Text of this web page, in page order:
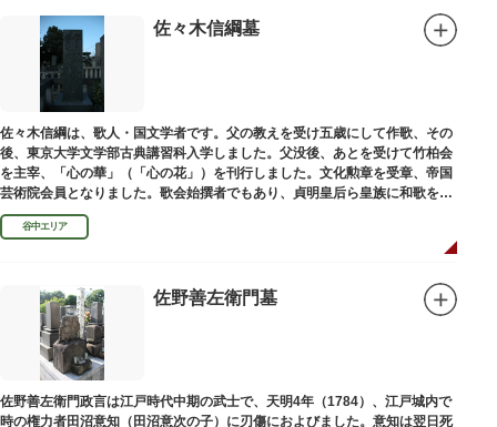
佐々木信綱墓
佐々木信綱は、歌人・国文学者です。父の教えを受け五歳にして作歌、その
後、東京大学文学部古典講習科入学しました。父没後、あとを受けて竹柏会
を主宰、「心の華」（「心の花」）を刊行しました。文化勲章を受章、帝国
芸術院会員となりました。歌会始撰者でもあり、貞明皇后ら皇族に和歌を指
導しました。そのお墓は谷中霊園にあります。
谷中エリア
佐野善左衛門墓
佐野善左衛門政言は江戸時代中期の武士で、天明4年（1784）、江戸城内で
時の権力者田沼意知（田沼意次の子）に刃傷におよびました。意知は翌日死